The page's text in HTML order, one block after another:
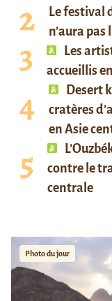
Le festival
n’aura
Les
accueillis
Desert
cratères
en Asie
contre le
centrale
Photo du jour